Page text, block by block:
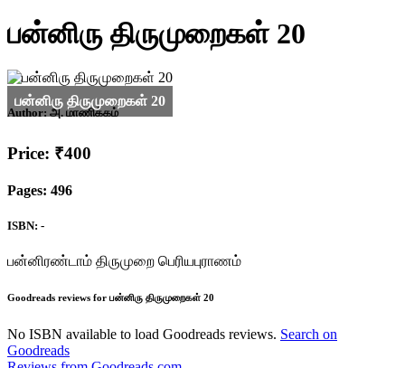
பன்னிரு திருமுறைகள் 20
Author: அ. மாணிக்கம்
Price: ₹400
Pages: 496
ISBN: -
பன்னிரண்டாம் திருமுறை பெரியபுராணம்
Goodreads reviews for பன்னிரு திருமுறைகள் 20
No ISBN available to load Goodreads reviews. Search on
Goodreads